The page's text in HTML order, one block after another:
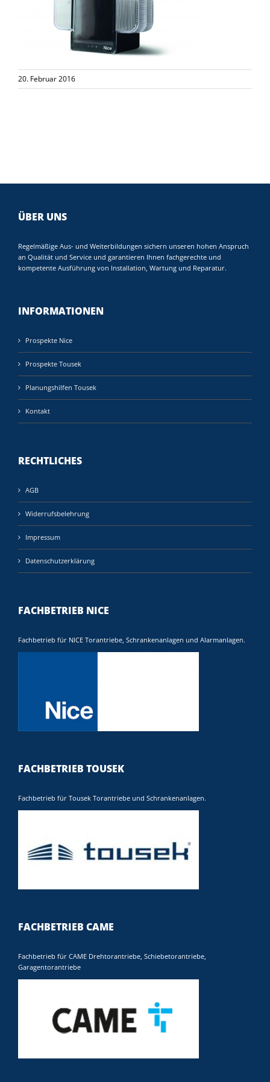
20. Februar 2016
ÜBER UNS
Regelmäßige Aus- und Weiterbildungen sichern unseren hohen Anspruch
an Qualität und Service und garantieren Ihnen fachgerechte und
kompetente Ausführung von Installation, Wartung und Reparatur.
INFORMATIONEN
Prospekte Nice
Prospekte Tousek
Planungshilfen Tousek
Kontakt
RECHTLICHES
AGB
Widerrufsbelehrung
Impressum
Datenschutzerklärung
FACHBETRIEB NICE
Fachbetrieb für NICE Torantriebe, Schrankenanlagen und Alarmanlagen.
FACHBETRIEB TOUSEK
Fachbetrieb für Tousek Torantriebe und Schrankenanlagen.
FACHBETRIEB CAME
Fachbetrieb für CAME Drehtorantriebe, Schiebetorantriebe,
Garagentorantriebe